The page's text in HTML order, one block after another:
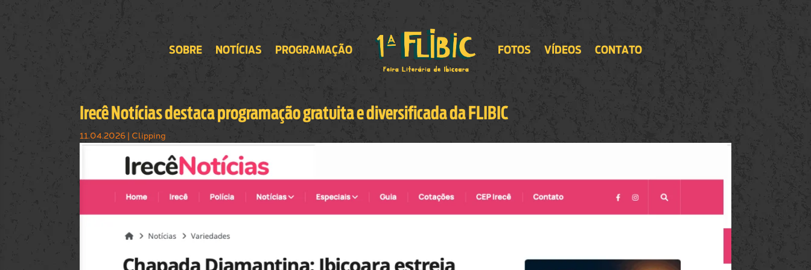
SOBRE NOTÍCIAS PROGRAMAÇÃO FOTOS VÍDEOS CONTATO
Irecê Notícias destaca programação gratuita e diversificada da FLIBIC
11.04.2026 | Clipping